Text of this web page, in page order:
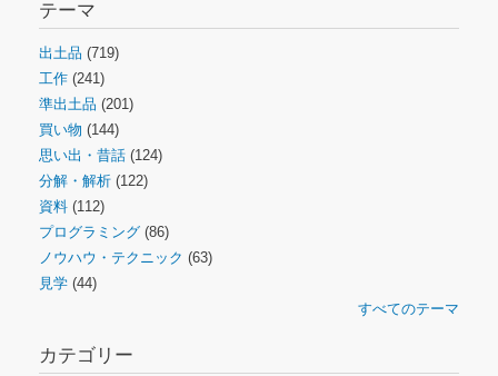
テーマ
出土品 (719)
工作 (241)
準出土品 (201)
買い物 (144)
思い出・昔話 (124)
分解・解析 (122)
資料 (112)
プログラミング (86)
ノウハウ・テクニック (63)
見学 (44)
すべてのテーマ
カテゴリー